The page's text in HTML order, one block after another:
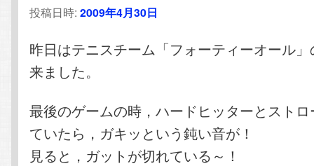
ン
テ
ン
ツ
へ
テ
ン
ツ
へ
移
投稿日時:2009年4月30日
昨日はテニスチーム「フォーティーオール
来ました。
最後のゲームの時，ハードヒッターとスト
ていたら，ガキッという鈍い音が！
見ると，ガットが切れている～！